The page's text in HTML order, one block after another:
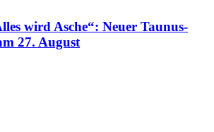
wird Asche“: Neuer Taunus-
27. August